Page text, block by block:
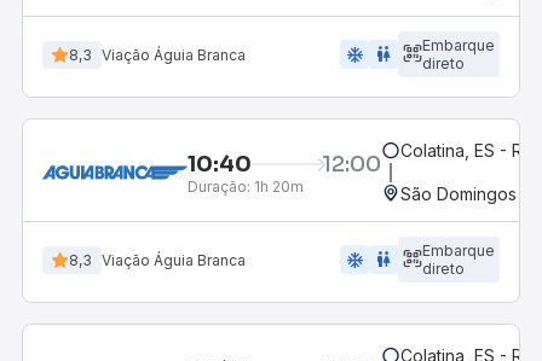
8,3 Viação Águia Branca ac_unit wc
Embarque
direto
10:40 12:00
Duração: 1h 20m
Colatina, ES -
São Domingos
8,3 Viação Águia Branca ac_unit wc
Embarque
direto
Colatina, ES -